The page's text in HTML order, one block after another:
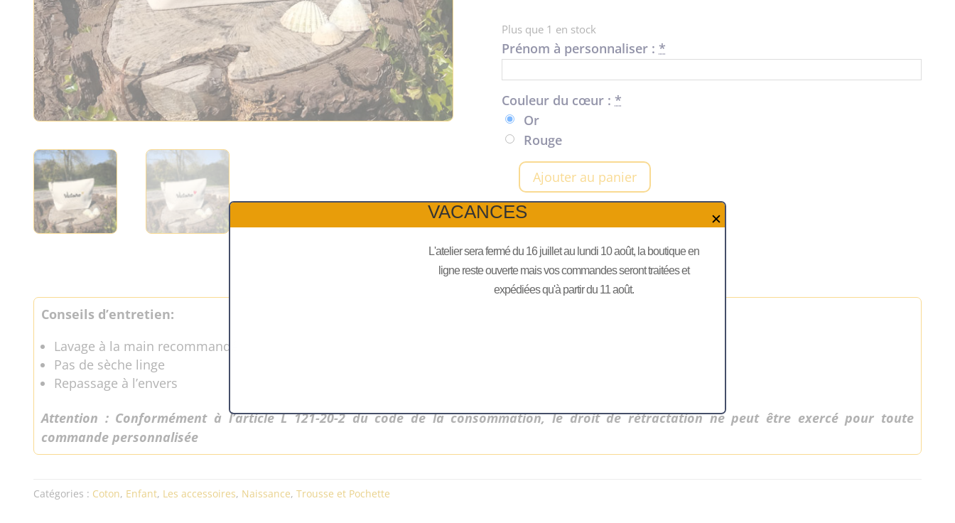
Plus que 1 en stock
Prénom à personnaliser : *
Couleur du cœur : *
Or
Rouge
quantité
de
Trousse
à
personnaliser
avec
votre
Ajouter au panier
Conseils d’entretien:
Lavage à la main recommandé
Pas de sèche linge
Repassage à l’envers
Attention : Conformément à l’article L 121-20-2 du code de la consommation, le droit de rétractation ne peut être exercé pour toute
commande personnalisée
Catégories : Coton, Enfant, Les accessoires, Naissance,Trousse et Pochette
VACANCES ✕
L'atelier sera fermé du 16 juillet au lundi 10 août, la boutique en
ligne reste ouverte mais vos commandes seront traitées et
expédiées qu'à partir du 11 août.